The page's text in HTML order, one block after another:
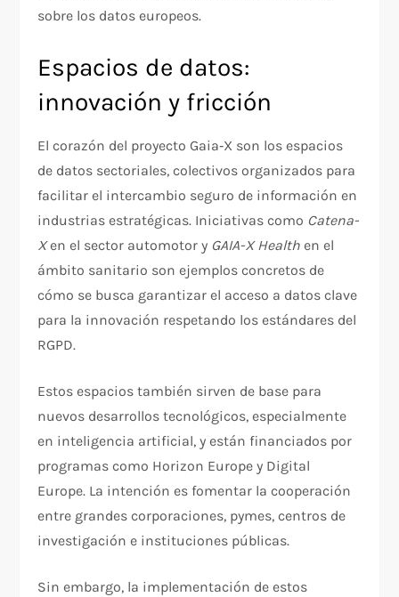
sobre los datos europeos.
Espacios de datos:
innovación y fricción
El corazón del proyecto Gaia‑X son los espacios
de datos sectoriales, colectivos organizados para
facilitar el intercambio seguro de información en
industrias estratégicas. Iniciativas como Catena-
Xen el sector automotor y GAIA-X Health en el
ámbito sanitario son ejemplos concretos de
cómo se busca garantizar el acceso a datos clave
para la innovación respetando los estándares del
RGPD.
Estos espacios también sirven de base para
nuevos desarrollos tecnológicos, especialmente
en inteligencia artificial, y están financiados por
programas como Horizon Europe y Digital
Europe. La intención es fomentar la cooperación
entre grandes corporaciones, pymes, centros de
investigación e instituciones públicas.
Sin embargo, la implementación de estos